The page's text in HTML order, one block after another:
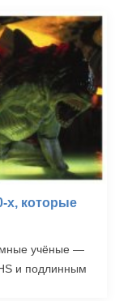
х, которые
учёные —
и подлинным